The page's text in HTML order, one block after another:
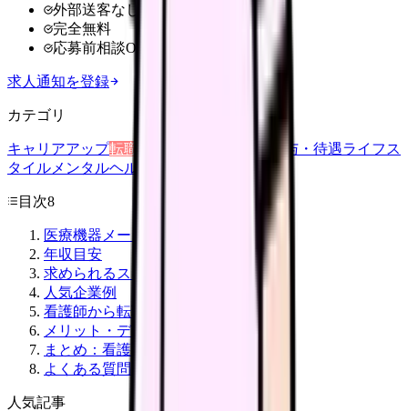
外部送客なし
完全無料
応募前相談OK
求人通知を登録
カテゴリ
キャリアアップ転職ガイド 職場環境 給与・待遇ライフス
タイル メンタルヘルス
目次8
医療機器メーカーでの職種
年収目安
求められるスキル
人気企業例
看護師から転職する手順
メリット・デメリット
まとめ：看護師資格を武器に民間へ
よくある質問
人気記事